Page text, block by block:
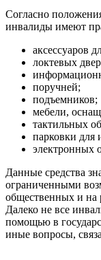
Согласно
инвалиды имеют
аксессуаров
локтевых
поручней;
подъемников;
мебели,
тактильных
парковки для
электронных
Данные средства
ограниченными
общественных и на
Далеко не все
помощью в
иные вопросы,